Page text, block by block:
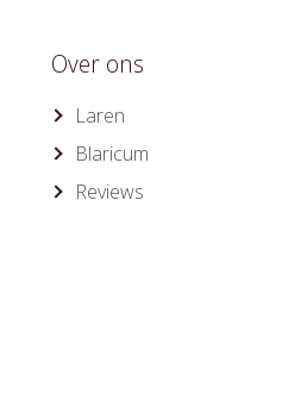
Over ons
Laren
Blaricum
Reviews